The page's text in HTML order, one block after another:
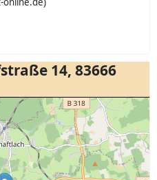
14, 83666